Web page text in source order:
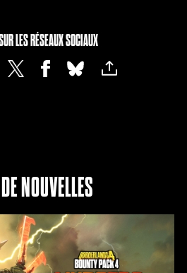
LES RÉSEAUX SOCIAUX
NOUVELLES